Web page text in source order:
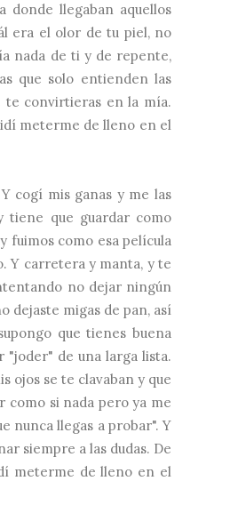
donde llegaban aquellos
era el olor de tu piel, no
nada de ti y de repente,
que solo entienden las
te convirtieras en la mía.
meterme de lleno en el
cogí mis ganas y me las
tiene que guardar como
fuimos como esa película
Y carretera y manta, y te
no dejar ningún
dejaste migas de pan, así
que tienes buena
"joder" de una larga lista.
ojos se te clavaban y que
como si nada pero ya me
nunca llegas a probar". Y
siempre a las dudas. De
meterme de lleno en el